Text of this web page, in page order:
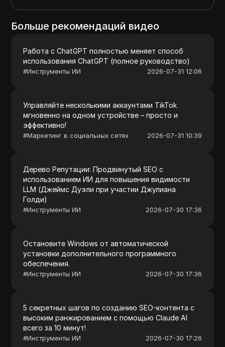
Больше рекомендаций видео
Работа с ChatGPT полностью меняет способ
использования ChatGPT (полное руководство)
#Инструменты ИИ 2026-07-31 12:06
Управляйте несколькими аккаунтами TikTok
мгновенно на одном устройстве – просто и
эффективно!
#Маркетинг в социальных сетях 2026-07-31 10:39
Дерево Репутации: Продвинутый SEO с
использованием ИИ для повышения видимости
LLM (Джеймс Дуэли при участии Джулиана
Голди)
#Инструменты ИИ 2026-07-30 17:36
Остановите Windows от автоматической
установки дополнительного программного
обеспечения.
#Инструменты ИИ 2026-07-30 17:36
5 секретных шагов по созданию SEO-контента с
высоким ранжированием с помощью Claude AI
всего за 10 минут!
#Инструменты ИИ 2026-07-30 17:26